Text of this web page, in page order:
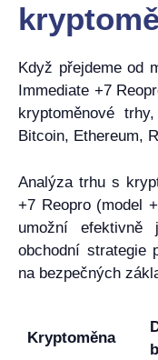
Když přejdeme od
Immediate +7
kryptoměnové
Bitcoin, Ethereum,
Analýza trhu s
+7 Reopro (model
umožní
obchodní strategie
na bezpečných
Kryptoměna